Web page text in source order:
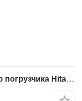
Гидроцилиндр для фронтального погрузчика Hitachi ZW180